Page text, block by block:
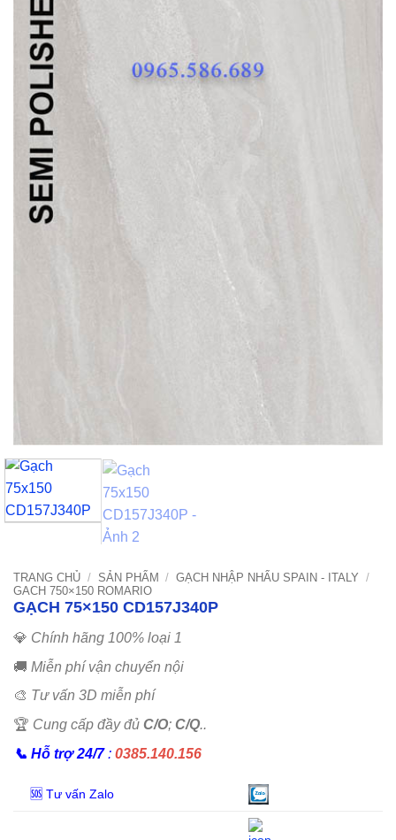
TRANG CHỦ / SẢN PHẨM / GẠCH NHẬP NHẨU SPAIN - ITALY
/
GACH 750×150 ROMARIO
GẠCH 75×150 CD157J340P
💎 Chính hãng 100% loại 1
🚚 Miễn phí vận chuyển nội
🎨 Tư vấn 3D miễn phí
🏆 Cung cấp đầy đủ C/O; C/Q..
📞 Hỗ trợ 24/7: 0385.140.156
🆘 Tư vấn Zalo